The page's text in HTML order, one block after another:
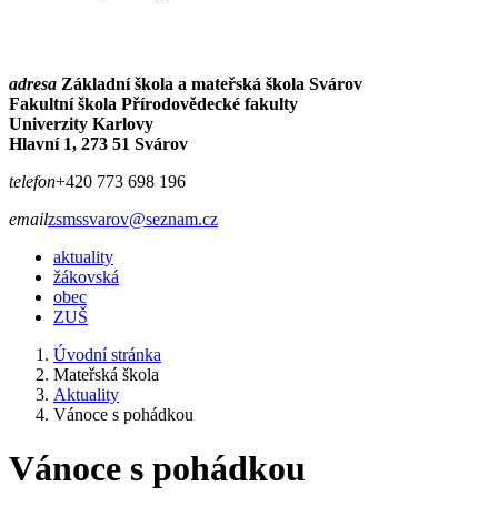
adresa Základní škola a mateřská škola Svárov
Fakultní škola Přírodovědecké fakulty
Univerzity Karlovy
Hlavní 1, 273 51 Svárov
telefon+420 773 698 196
emailzsmssvarov@seznam.cz
aktuality
žákovská
obec
ZUŠ
Úvodní stránka
Mateřská škola
Aktuality
Vánoce s pohádkou
Vánoce s pohádkou